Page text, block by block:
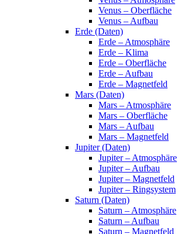
Venus – Oberfläche
Venus – Aufbau
Erde (Daten)
Erde – Atmosphäre
Erde – Klima
Erde – Oberfläche
Erde – Aufbau
Erde – Magnetfeld
Mars (Daten)
Mars – Atmosphäre
Mars – Oberfläche
Mars – Aufbau
Mars – Magnetfeld
Jupiter (Daten)
Jupiter – Atmosphäre
Jupiter – Aufbau
Jupiter – Magnetfeld
Jupiter – Ringsystem
Saturn (Daten)
Saturn – Atmosphäre
Saturn – Aufbau
Saturn – Magnetfeld